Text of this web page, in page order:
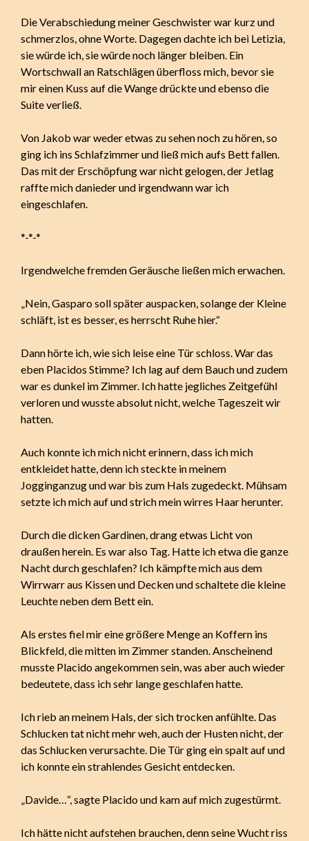
Die Verabschiedung meiner Geschwister war kurz und
schmerzlos, ohne Worte. Dagegen dachte ich bei Letizia,
sie würde ich, sie würde noch länger bleiben. Ein
Wortschwall an Ratschlägen überfloss mich, bevor sie
mir einen Kuss auf die Wange drückte und ebenso die
Suite verließ.
Von Jakob war weder etwas zu sehen noch zu hören, so
ging ich ins Schlafzimmer und ließ mich aufs Bett fallen.
Das mit der Erschöpfung war nicht gelogen, der Jetlag
raffte mich danieder und irgendwann war ich
eingeschlafen.
*-*-*
Irgendwelche fremden Geräusche ließen mich erwachen.
„Nein, Gasparo soll später auspacken, solange der Kleine
schläft, ist es besser, es herrscht Ruhe hier.“
Dann hörte ich, wie sich leise eine Tür schloss. War das
eben Placidos Stimme? Ich lag auf dem Bauch und zudem
war es dunkel im Zimmer. Ich hatte jegliches Zeitgefühl
verloren und wusste absolut nicht, welche Tageszeit wir
hatten.
Auch konnte ich mich nicht erinnern, dass ich mich
entkleidet hatte, denn ich steckte in meinem
Jogginganzug und war bis zum Hals zugedeckt. Mühsam
setzte ich mich auf und strich mein wirres Haar herunter.
Durch die dicken Gardinen, drang etwas Licht von
draußen herein. Es war also Tag. Hatte ich etwa die ganze
Nacht durch geschlafen? Ich kämpfte mich aus dem
Wirrwarr aus Kissen und Decken und schaltete die kleine
Leuchte neben dem Bett ein.
Als erstes fiel mir eine größere Menge an Koffern ins
Blickfeld, die mitten im Zimmer standen. Anscheinend
musste Placido angekommen sein, was aber auch wieder
bedeutete, dass ich sehr lange geschlafen hatte.
Ich rieb an meinem Hals, der sich trocken anfühlte. Das
Schlucken tat nicht mehr weh, auch der Husten nicht, der
das Schlucken verursachte. Die Tür ging ein spalt auf und
ich konnte ein strahlendes Gesicht entdecken.
„Davide…“, sagte Placido und kam auf mich zugestürmt.
Ich hätte nicht aufstehen brauchen, denn seine Wucht riss